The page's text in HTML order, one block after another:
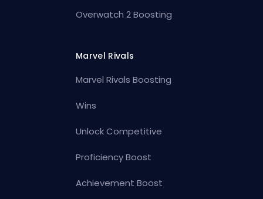
Overwatch 2 Boosting
Marvel Rivals
Marvel Rivals Boosting
Wins
Unlock Competitive
Proficiency Boost
Achievement Boost